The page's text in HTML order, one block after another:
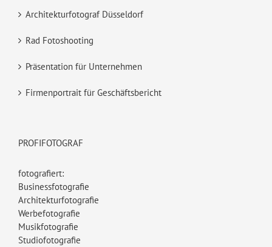
Architekturfotograf Düsseldorf
Rad Fotoshooting
Präsentation für Unternehmen
Firmenportrait für Geschäftsbericht
PROFIFOTOGRAF
fotografiert:
Businessfotografie
Architekturfotografie
Werbefotografie
Musikfotografie
Studiofotografie